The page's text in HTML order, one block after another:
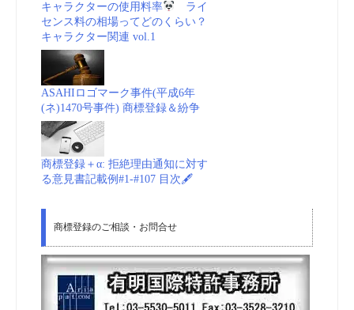
キャラクターの使用料率
ライ
センス料の相場ってどのくらい？
キャラクター関連 vol.1
ASAHIロゴマーク事件(平成6年
(ネ)1470号事件) 商標登録＆紛争
商標登録＋α: 拒絶理由通知に対す
る意見書記載例#1-#107 目次🖋
商標登録のご相談・お問合せ